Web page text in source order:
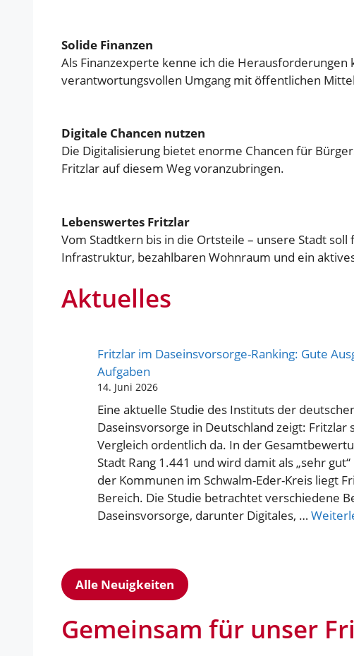
Solide Finanzen
Als Finanzexperte kenne ich die
verantwortungsvollen Umgang mit öffentlichen
Digitale Chancen nutzen
Die Digitalisierung bietet enorme Chancen für
Fritzlar auf diesem Weg voranzubringen.
Lebenswertes Fritzlar
Vom Stadtkern bis in die Ortsteile – unsere Stadt
Infrastruktur, bezahlbaren Wohnraum und ein
Aktuelles
Fritzlar im Daseinsvorsorge-Ranking: Gute
Aufgaben
14. Juni 2026
Eine aktuelle Studie des Instituts der
Daseinsvorsorge in Deutschland zeigt:
Vergleich ordentlich da. In der
Stadt Rang 1.441 und wird damit als „sehr
der Kommunen im Schwalm-Eder-Kreis liegt
Bereich. Die Studie betrachtet verschiedene
Daseinsvorsorge, darunter Digitales, …
Alle Neuigkeiten
Gemeinsam für unser